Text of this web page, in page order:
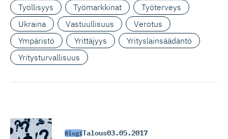
Työllisyys
Työmarkkinat
Työterveys
Ukraina
Vastuullisuus
Verotus
Ympäristö
Yrittäjyys
Yrityslainsäädäntö
Yritysturvallisuus
BlogiTalous03.05.2017